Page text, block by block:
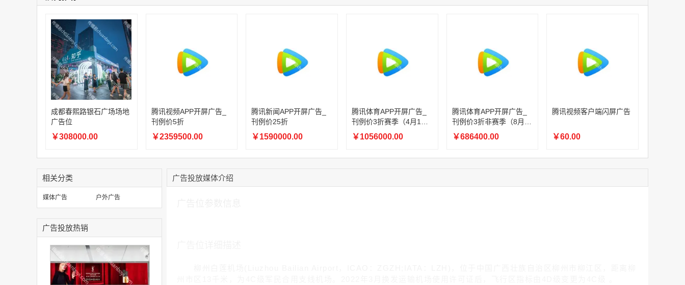
08:52:47 155****6115 联系了该媒体所在商家
158****0746 联系了该媒体所在商家
189****2617 联系了该媒体所在商家
177****7961
腾讯体育APP开屏广告_刊例价3折非赛季（8月9日-9月30日）
成都春熙路银石广场场地
广告位
￥308000.00
腾讯视频APP开屏广告_
刊例价5折
￥2359500.00
腾讯新闻APP开屏广告_
刊例价25折
￥1590000.00
腾讯体育APP开屏广告_
刊例价3折赛季（4月1日-
8月8日）
￥1056000.00
腾讯体育APP开屏广告_
刊例价3折非赛季（8月9
日-9月30日）
￥686400.00
腾讯视频客户端闪屏广告
￥60.00
相关分类
媒体广告 户外广告
广告投放热销
广告投放媒体介绍